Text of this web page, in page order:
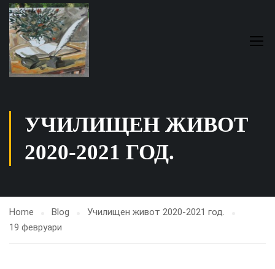
УЧИЛИЩЕН ЖИВОТ
2020-2021 ГОД.
Home Blog
Училищен живот 2020-2021 год.
19 февруари